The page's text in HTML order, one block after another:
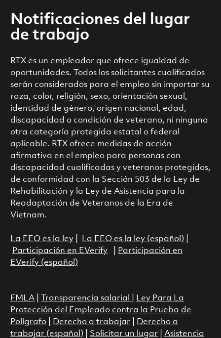
Notificaciones del lugar
de trabajo
RTX es un empleador que ofrece igualdad de
oportunidades. Todos los solicitantes cualificados
serán considerados para el empleo sin importar su
raza, color, religión, sexo, orientación sexual,
identidad de género, origen nacional, edad,
discapacidad o condición de veterano, ni ninguna
otra categoría protegida estatal o federal
aplicable. RTX ofrece medidas de acción
afirmativa en el empleo para personas con
discapacidad cualificadas y veteranos protegidos,
de conformidad con la Sección 503 de la Ley de
Rehabilitación y la Ley de Asistencia para la
Readaptación de Veteranos de la Era de
Vietnam.
La EEO es la ley| La EEO es la ley (español)
Participación en EVerify|
Participación en
EVerify (español)
FMLA| Transparencia salarial
Ley Para La
Protección del Empleado contra la Prueba de
Polígrafo| Derecho a trabajar
Derecho a
trabajar (español)
Solicitar un lugar Asistencia